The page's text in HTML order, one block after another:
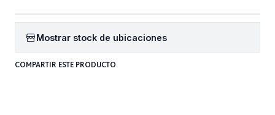
Mostrar stock de ubicaciones
COMPARTIR ESTE PRODUCTO